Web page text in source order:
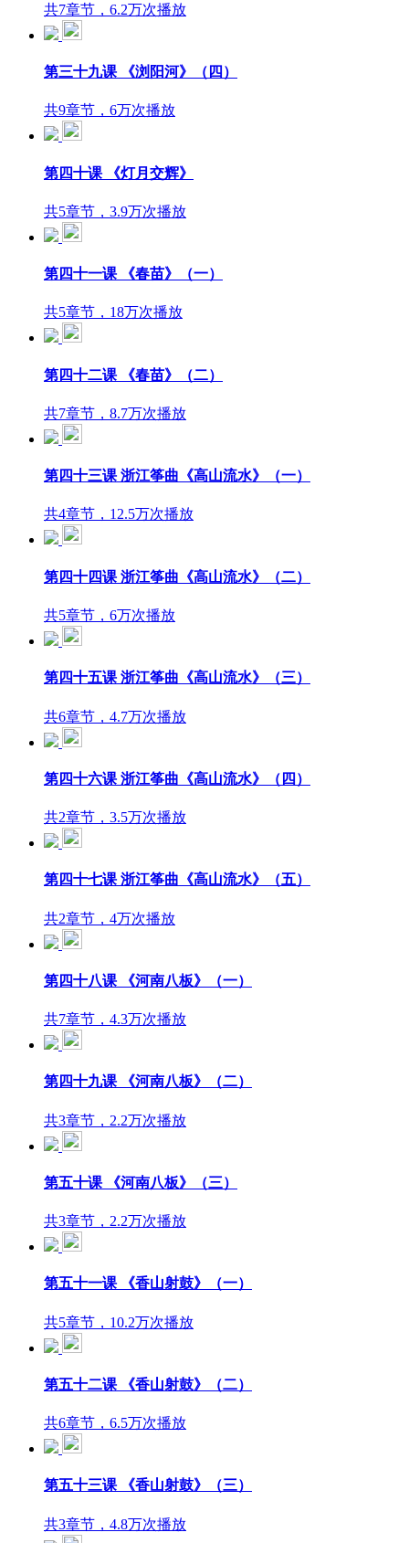
共7章节，6.2万次播放
第三十九课 《浏阳河》（四）
共9章节，6万次播放
第四十课 《灯月交辉》
共5章节，3.9万次播放
第四十一课 《春苗》（一）
共5章节，18万次播放
第四十二课 《春苗》（二）
共7章节，8.7万次播放
第四十三课 浙江筝曲《高山流水》（一）
共4章节，12.5万次播放
第四十四课 浙江筝曲《高山流水》（二）
共5章节，6万次播放
第四十五课 浙江筝曲《高山流水》（三）
共6章节，4.7万次播放
第四十六课 浙江筝曲《高山流水》（四）
共2章节，3.5万次播放
第四十七课 浙江筝曲《高山流水》（五）
共2章节，4万次播放
第四十八课 《河南八板》（一）
共7章节，4.3万次播放
第四十九课 《河南八板》（二）
共3章节，2.2万次播放
第五十课 《河南八板》（三）
共3章节，2.2万次播放
第五十一课 《香山射鼓》（一）
共5章节，10.2万次播放
第五十二课 《香山射鼓》（二）
共6章节，6.5万次播放
第五十三课 《香山射鼓》（三）
共3章节，4.8万次播放